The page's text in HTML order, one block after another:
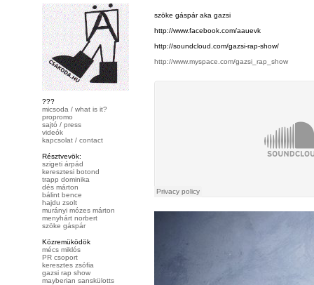
???
micsoda / what is it?
propromo
sajtó / press
videók
kapcsolat / contact
Résztvevök:
szigeti árpád
keresztesi botond
trapp dominika
dés márton
bálint bence
hajdu zsolt
murányi mózes márton
menyhárt norbert
szöke gáspár
Közremüködök
mécs miklós
PR csoport
keresztes zsófia
gazsi rap show
mayberian sanskülotts
szöke gáspár aka gazsi
http://www.facebook.com/aauevk
http://soundcloud.com/gazsi-rap-show/
http://www.myspace.com/gazsi_rap_show